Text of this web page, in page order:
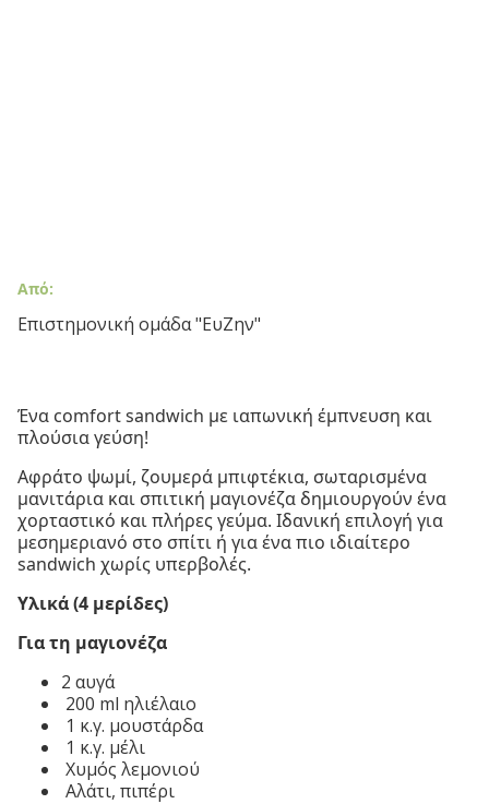
Από:
Επιστημονική ομάδα "ΕυΖην"
Ένα comfort sandwich με ιαπωνική έμπνευση και
πλούσια γεύση!
Αφράτο ψωμί, ζουμερά μπιφτέκια, σωταρισμένα
μανιτάρια και σπιτική μαγιονέζα δημιουργούν ένα
χορταστικό και πλήρες γεύμα. Ιδανική επιλογή για
μεσημεριανό στο σπίτι ή για ένα πιο ιδιαίτερο
sandwich χωρίς υπερβολές.
Υλικά (4 μερίδες)
Για τη μαγιονέζα
2 αυγά
200 ml ηλιέλαιο
1 κ.γ. μουστάρδα
1 κ.γ. μέλι
Χυμός λεμονιού
Αλάτι, πιπέρι